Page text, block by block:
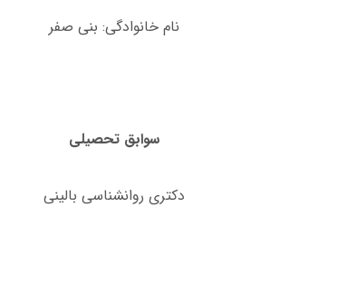
نام خانوادگی: بنی صفر
سوابق تحصیلی
دکتری روانشناسی بالینی